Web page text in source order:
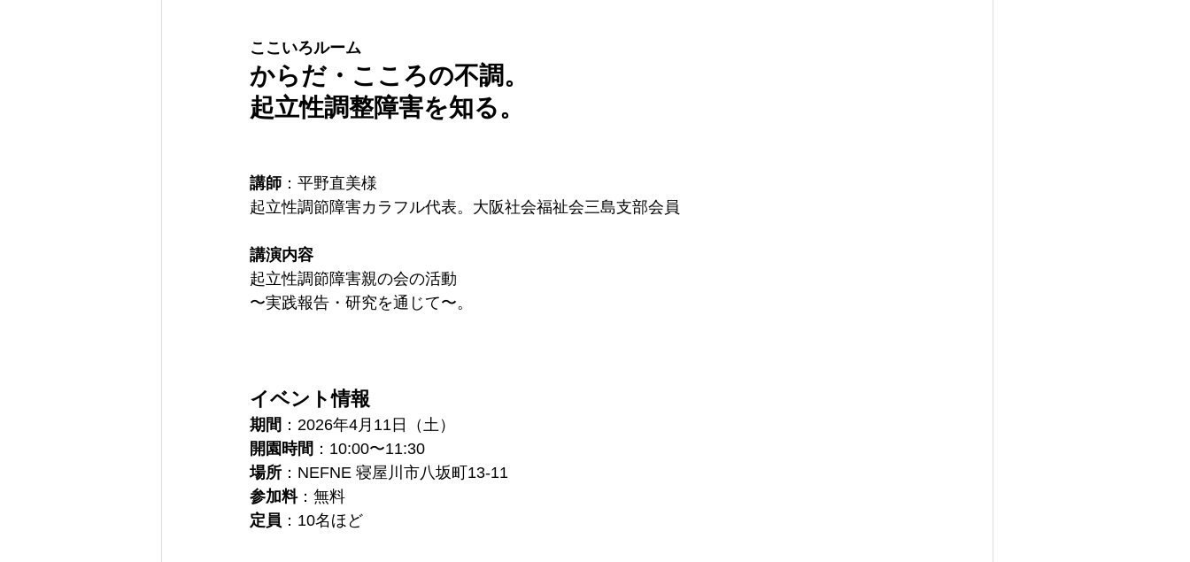
ここいろルーム
からだ・こころの不調。
起立性調整障害を知る。
講師 ：平野直美様
起立性調節障害カラフル代表。大阪社会福祉会三島支部会員
講演内容
起立性調節障害親の会の活動
〜実践報告・研究を通じて〜。
イベント情報
期間 ：2026年4月11日（土）
開園時間 ： 10:00〜11:30
場所 ：NEFNE 寝屋川市八坂町13-11
参加料： 無料
定員 ：10名ほど